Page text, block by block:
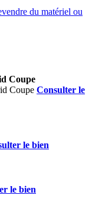
Coupe
Consulter le
le bien
le bien